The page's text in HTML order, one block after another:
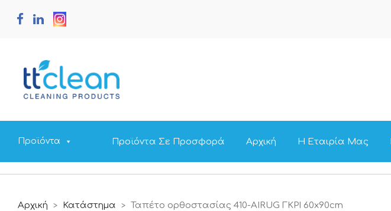
Προϊόντα Προϊόντα Σε Προσφορά Αρχική Η Εταιρία Μας
Αρχική > Κατάστημα > Ταπέτο ορθοστασίας 410-AIRUG ΓΚΡΙ 60x90cm